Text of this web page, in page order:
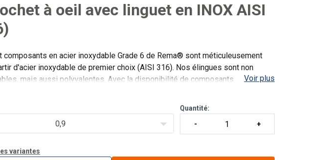
à oeil avec linguet en INOX AISI
composants en acier inoxydable Grade 6 de Rema® sont méticuleusement
d'acier inoxydable de premier choix (AISI 316). Nos élingues sont non
mais aussi polyvalentes. Avec la disponibilité de composants
Voir plus
0,9
Quantité:
variantes